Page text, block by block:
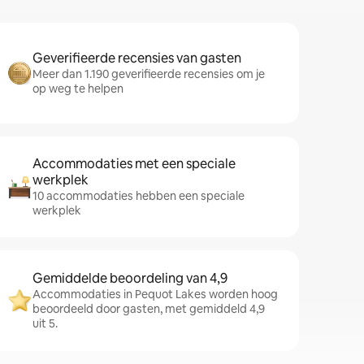
Geverifieerde recensies van gasten
Meer dan 1.190 geverifieerde recensies om je
op weg te helpen
Accommodaties met een speciale
werkplek
10 accommodaties hebben een speciale
werkplek
Gemiddelde beoordeling van 4,9
Accommodaties in Pequot Lakes worden hoog
beoordeeld door gasten, met gemiddeld 4,9
uit 5.